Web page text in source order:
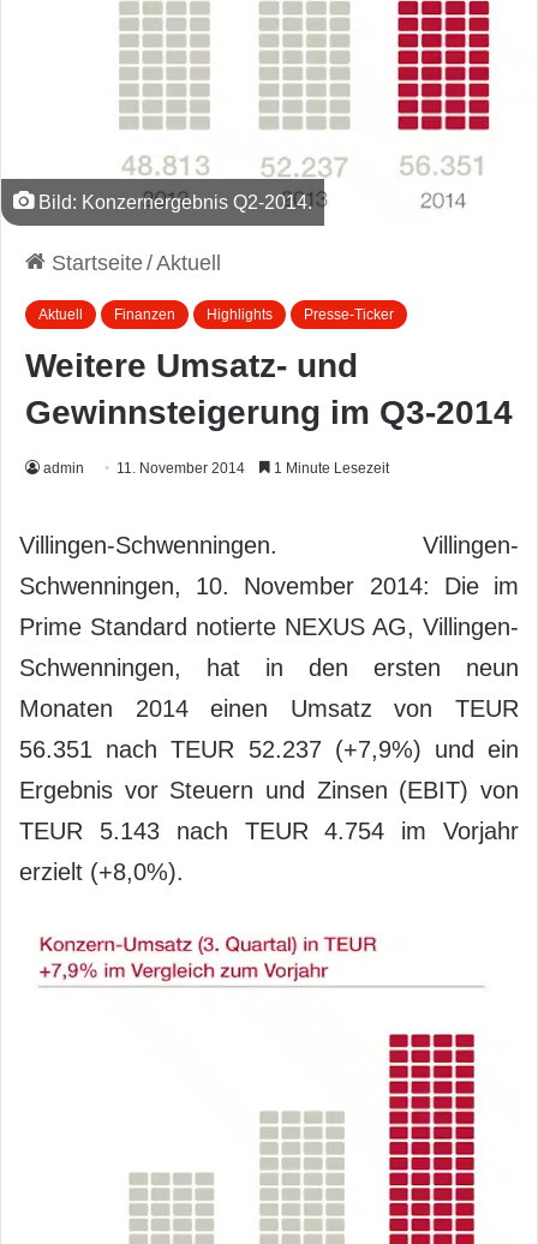
Bild: Konzernergebnis Q2-2014.
Startseite/Aktuell
Aktuell Finanzen Highlights Presse-Ticker
Weitere Umsatz- und
Gewinnsteigerung im Q3-2014
admin 11. November 2014 1 Minute Lesezeit
Villingen-Schwenningen. Villingen-
Schwenningen, 10. November 2014: Die im
Prime Standard notierte NEXUS AG, Villingen-
Schwenningen, hat in den ersten neun
Monaten 2014 einen Umsatz von TEUR
56.351 nach TEUR 52.237 (+7,9%) und ein
Ergebnis vor Steuern und Zinsen (EBIT) von
TEUR 5.143 nach TEUR 4.754 im Vorjahr
erzielt (+8,0%).